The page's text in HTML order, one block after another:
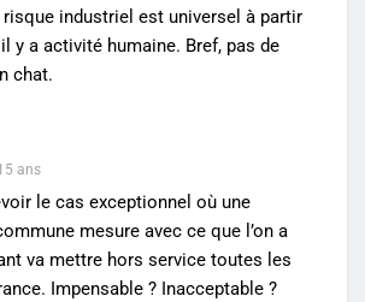
risque industriel est universel à partir
y a activité humaine. Bref, pas de
chat.
ans
le cas exceptionnel où une
mesure avec ce que l’on a
va mettre hors service toutes les
Impensable ? Inacceptable ?